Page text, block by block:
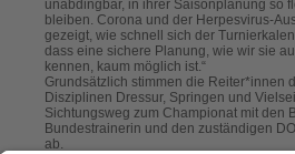
unabdingbar, in ihrer Saisonplanung so
bleiben. Corona und der Herpesvirus-
gezeigt, wie schnell sich der
dass eine sichere Planung, wie wir sie
kennen, kaum möglich ist.“
Grundsätzlich stimmen die Reiter*innen
Disziplinen Dressur, Springen und
Sichtungsweg zum Championat mit den
Bundestrainerin und den zuständigen
ab.